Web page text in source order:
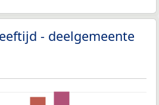
- deelgemeente